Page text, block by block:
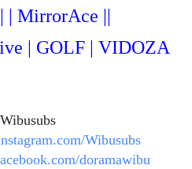
MirrorAce ||
| GOLF | VIDOZA
Wibusubs
doramawibu